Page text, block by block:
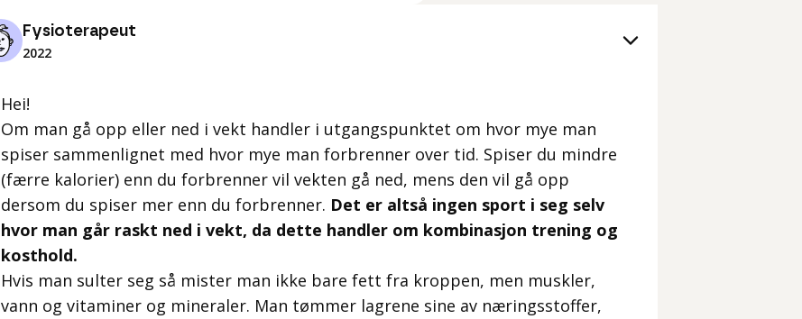
Fysioterapeut
2022
Hei!
Om man gå opp eller ned i vekt handler i utgangspunktet om hvor mye man
spiser sammenlignet med hvor mye man forbrenner over tid. Spiser du mindre
(færre kalorier) enn du forbrenner vil vekten gå ned, mens den vil gå opp
dersom du spiser mer enn du forbrenner. Det er altså ingen sport i seg selv
hvor man går raskt ned i vekt, da dette handler om kombinasjon trening og
kosthold.
Hvis man sulter seg så mister man ikke bare fett fra kroppen, men muskler,
vann og vitaminer og mineraler. Man tømmer lagrene sine av næringsstoffer,